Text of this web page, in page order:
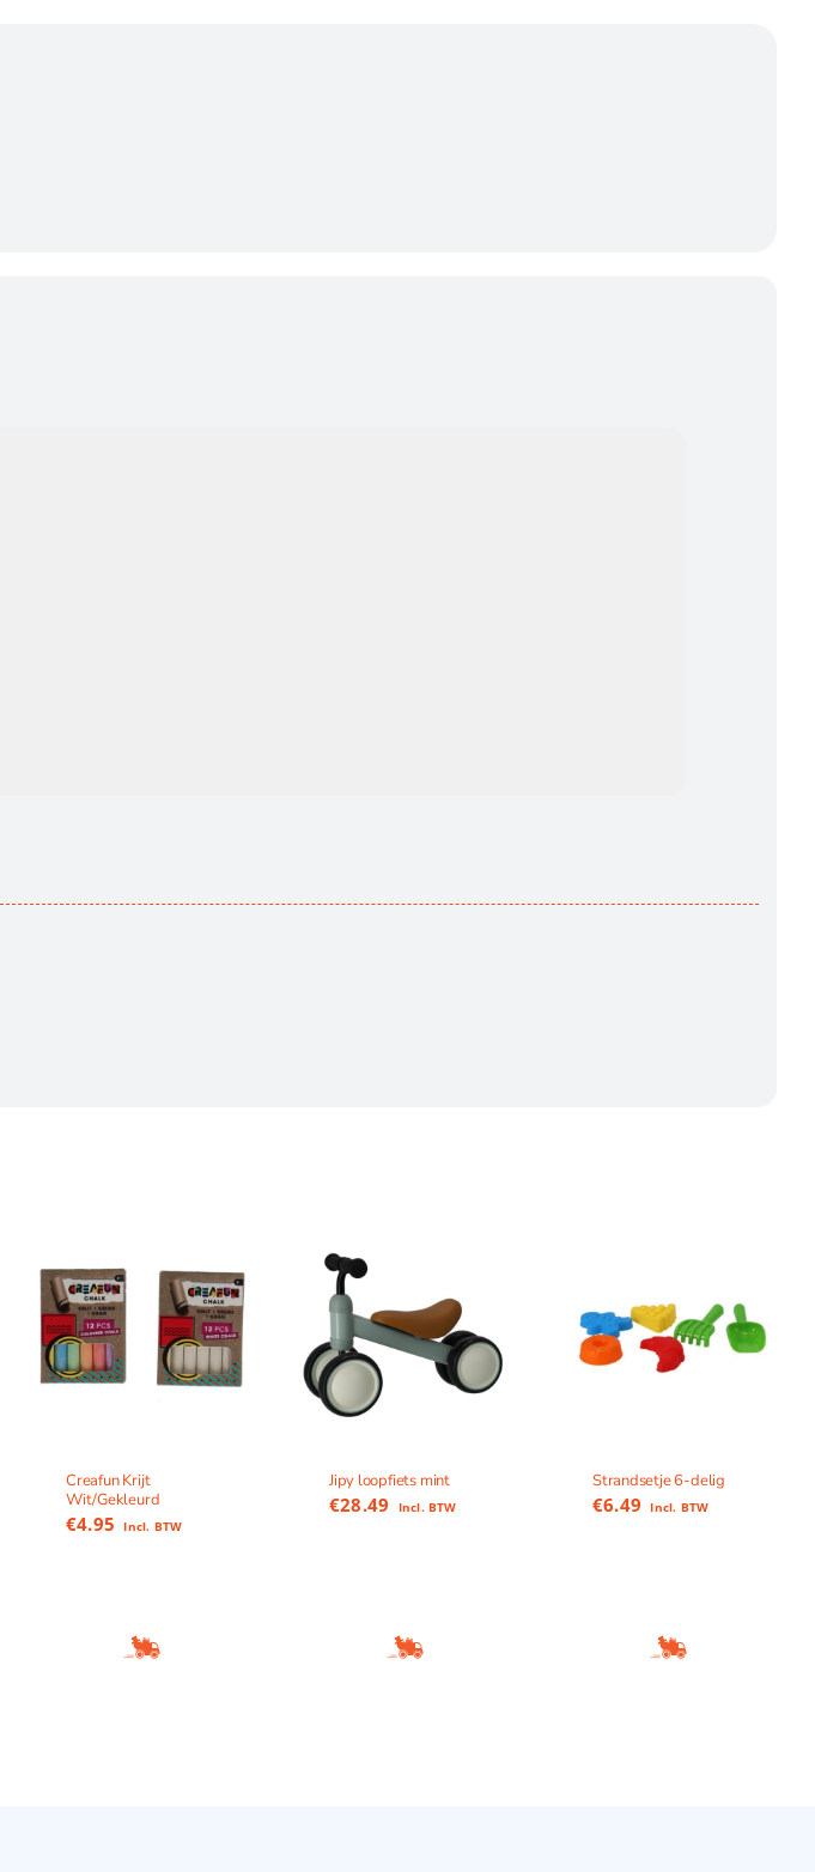
Creafun Krijt
Wit/Gekleurd
€4.95 Incl. BTW
Jipy loopfiets mint
€28.49 Incl. BTW
Strandsetje 6-delig
€6.49 Incl. BTW